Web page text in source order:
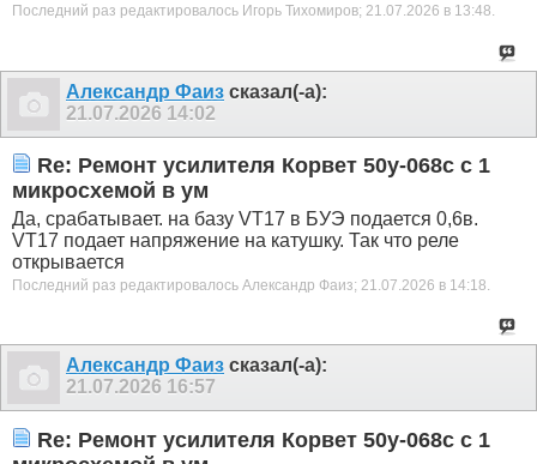
Последний раз редактировалось Игорь Тихомиров; 21.07.2026 в 13:48.
Александр Фаиз сказал(-а):
21.07.2026 14:02
Re: Ремонт усилителя Корвет 50у-068с с 1
микросхемой в ум
Да, срабатывает. на базу VT17 в БУЭ подается 0,6в.
VT17 подает напряжение на катушку. Так что реле
открывается
Последний раз редактировалось Александр Фаиз; 21.07.2026 в 14:18.
Александр Фаиз сказал(-а):
21.07.2026 16:57
Re: Ремонт усилителя Корвет 50у-068с с 1